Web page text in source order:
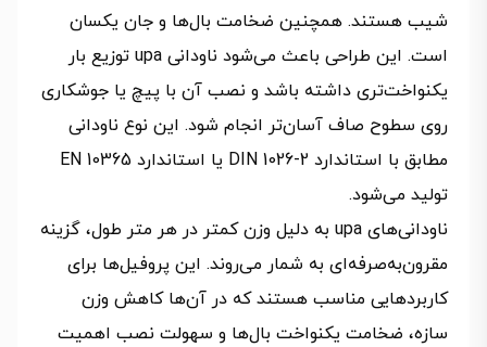
شیب هستند. همچنین ضخامت بال‌ها و جان یکسان
است. این طراحی باعث می‌شود ناودانی upa توزیع بار
یکنواخت‌تری داشته باشد و نصب آن با پیچ یا جوشکاری
روی سطوح صاف آسان‌تر انجام شود. این نوع ناودانی
مطابق با استاندارد DIN 1026-2 یا استاندارد EN 10365
تولید می‌شود.
ناودانی‌های upa به دلیل وزن کمتر در هر متر طول، گزینه
مقرون‌به‌صرفه‌ای به شمار می‌روند. این پروفیل‌ها برای
کاربردهایی مناسب هستند که در آن‌ها کاهش وزن
سازه، ضخامت یکنواخت بال‌ها و سهولت نصب اهمیت